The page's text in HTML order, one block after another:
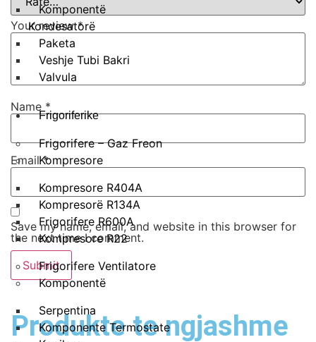
Komponentë
Kondesatorë
Paketa
Veshje Tubi Bakri
Valvula
Frigoriferike
Frigorifere – Gaz Freon
Kompresore
Kompresore R404A
Kompresorë R134A
Frigorifere R600A
Kompresore R22
Frigorifere Ventilatore
Komponentë
Serpentina
Komponente Termostate
Your review*
Name *
Email*
Save my name, email, and website in this browser for
the next time I comment.
Produkte te ngjashme